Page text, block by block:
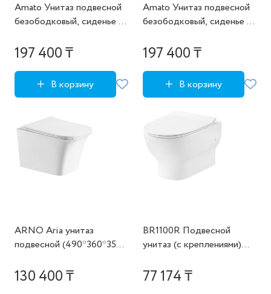
Amato Унитаз подвесной
безободковый, сиденье с
матовый белый
197 400 ₸
В корзину
Amato Унитаз подвесной
безободковый, сиденье с
матовый черный
197 400 ₸
В корзину
ARNO Aria унитаз
подвесной (490*360*350)
микролифтом Cerutti SPA
130 400 ₸
BR1100R Подвесной
унитаз (с креплениями)
77 174 ₸